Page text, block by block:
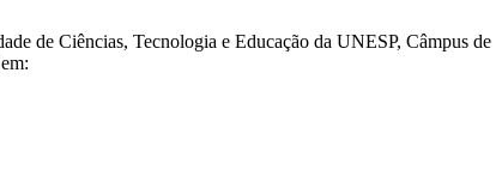
de Ciências, Tecnologia e Educação da UNESP, Câmpus de